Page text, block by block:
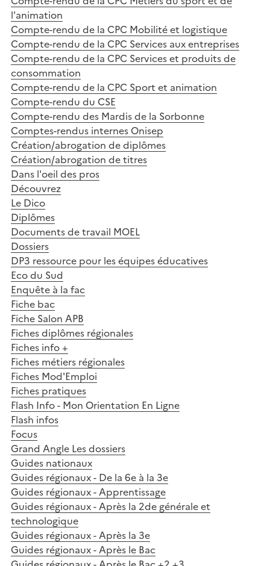
l'animation
Compte-rendu de la CPC Mobilité et logistique
Compte-rendu de la CPC Services aux entreprises
Compte-rendu de la CPC Services et produits de
consommation
Compte-rendu de la CPC Sport et animation
Compte-rendu du CSE
Compte-rendu des Mardis de la Sorbonne
Comptes-rendus internes Onisep
Création/abrogation de diplômes
Création/abrogation de titres
Dans l'oeil des pros
Découvrez
Le Dico
Diplômes
Documents de travail MOEL
Dossiers
DP3 ressource pour les équipes éducatives
Eco du Sud
Enquête à la fac
Fiche bac
Fiche Salon APB
Fiches diplômes régionales
Fiches info +
Fiches métiers régionales
Fiches Mod'Emploi
Fiches pratiques
Flash Info - Mon Orientation En Ligne
Flash infos
Focus
Grand Angle Les dossiers
Guides nationaux
Guides régionaux - De la 6e à la 3e
Guides régionaux - Apprentissage
Guides régionaux - Après la 2de générale et
technologique
Guides régionaux - Après la 3e
Guides régionaux - Après le Bac